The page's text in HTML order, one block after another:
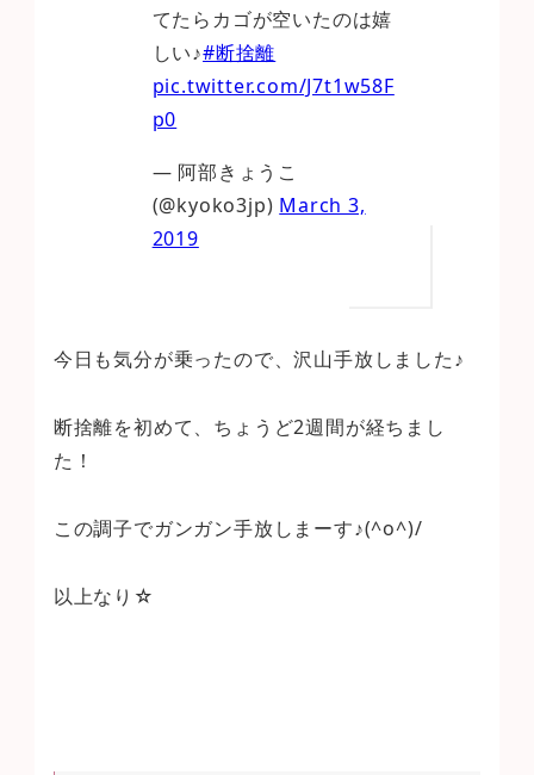
てたらカゴが空いたのは嬉
しい♪#断捨離
pic.twitter.com/J7t1w58F
p0
— 阿部きょうこ
(@kyoko3jp) March 3,
2019
今日も気分が乗ったので、沢山手放しました♪
断捨離を初めて、ちょうど2週間が経ちまし
た！
この調子でガンガン手放しまーす♪(^o^)/
以上なり☆